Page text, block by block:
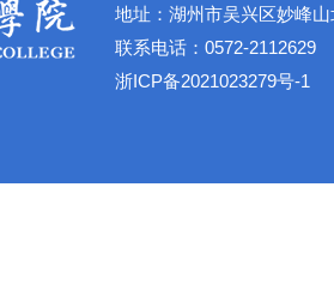
地址：湖州市吴兴区妙峰
联系电话：0572-2112629
浙ICP备2021023279号-1